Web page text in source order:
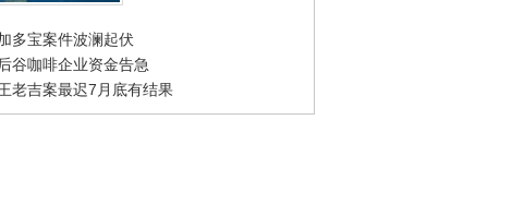
多宝案件波澜起伏
后谷咖啡企业资金告急
老吉案最迟7月底有结果